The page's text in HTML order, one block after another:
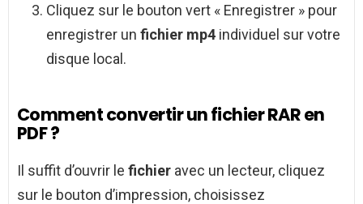
Cliquez sur le bouton vert « Enregistrer » pour
enregistrer un fichier mp4 individuel sur votre
disque local.
Comment convertir un fichier RAR en
PDF ?
Il suffit d’ouvrir le fichier avec un lecteur, cliquez
sur le bouton d’impression, choisissez